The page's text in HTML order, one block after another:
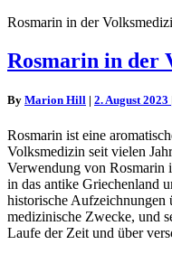
Rosmarin in der
Rosmarin in der
By Marion Hill | 2. August 2023
Rosmarin ist eine
Volksmedizin seit vielen
Verwendung von Rosmarin
in das antike Griechenland
historische
medizinische Zwecke, und
Laufe der Zeit und über